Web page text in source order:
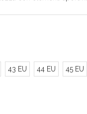
43 EU 44 EU 45 EU